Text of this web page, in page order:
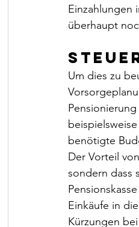
Einzahlungen
überhaupt
Um dies zu
benötigte
Der Vorteil
sondern dass
Einkäufe in
Kürzungen